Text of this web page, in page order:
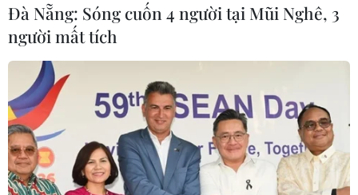
Việt Nam tham vấn quốc gia dự án thủy
điện dòng chính Pak Lay của Lào
Đà Nẵng: Sóng cuốn 4 người tại Mũi Nghê, 3
người mất tích